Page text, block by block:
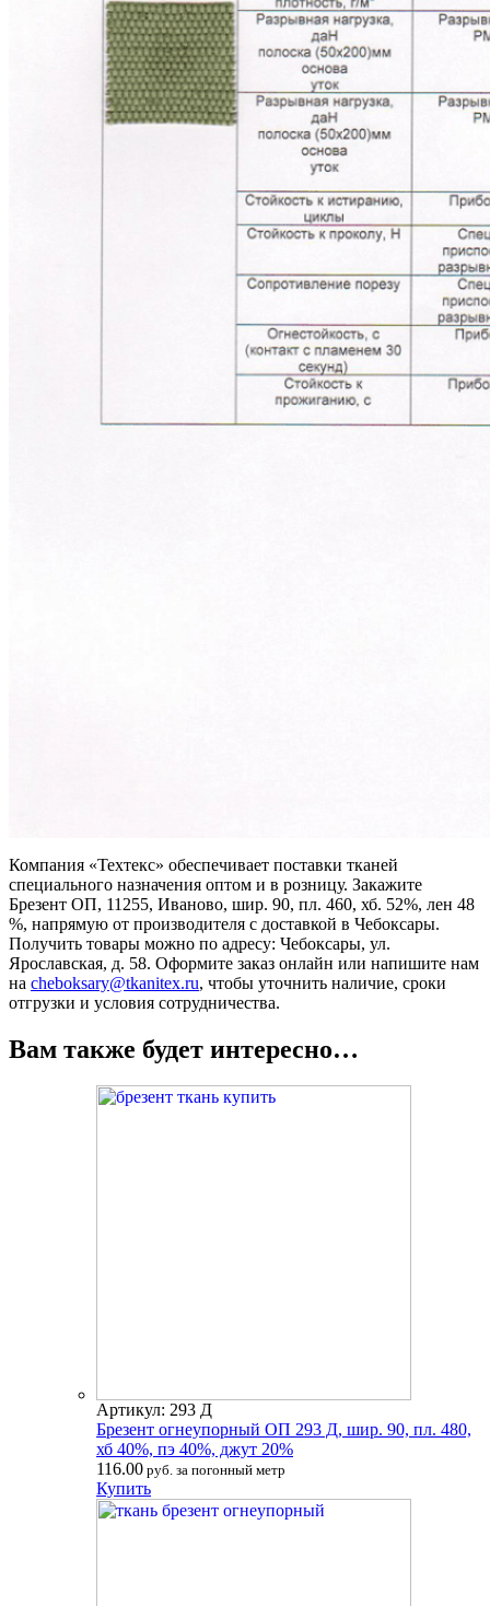
Компания «Техтекс» обеспечивает поставки тканей
специального назначения оптом и в розницу. Закажите
Брезент ОП, 11255, Иваново, шир. 90, пл. 460, хб. 52%, лен 48
%, напрямую от производителя с доставкой в Чебоксары.
Получить товары можно по адресу: Чебоксары, ул.
Ярославская, д. 58. Оформите заказ онлайн или напишите нам
на cheboksary@tkanitex.ru, чтобы уточнить наличие, сроки
отгрузки и условия сотрудничества.
Вам также будет интересно…
Артикул: 293 Д
Брезент огнеупорный ОП 293 Д, шир. 90, пл. 480,
хб 40%, пэ 40%, джут 20%
116.00 руб. за погонный метр
Купить